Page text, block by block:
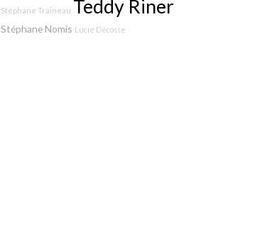
Stéphane Traineau Teddy Riner
Stéphane Nomis Lucie Décosse